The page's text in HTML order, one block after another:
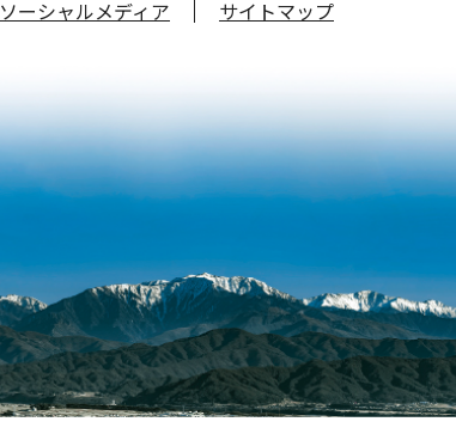
ソーシャルメディア サイトマップ